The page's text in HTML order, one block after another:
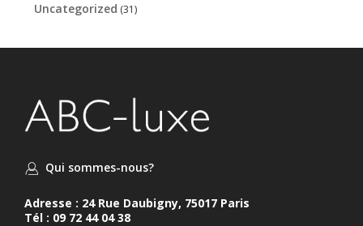
Uncategorized (31)
Qui sommes-nous?
Adresse : 24 Rue Daubigny, 75017 Paris
Tél : 09 72 44 04 38